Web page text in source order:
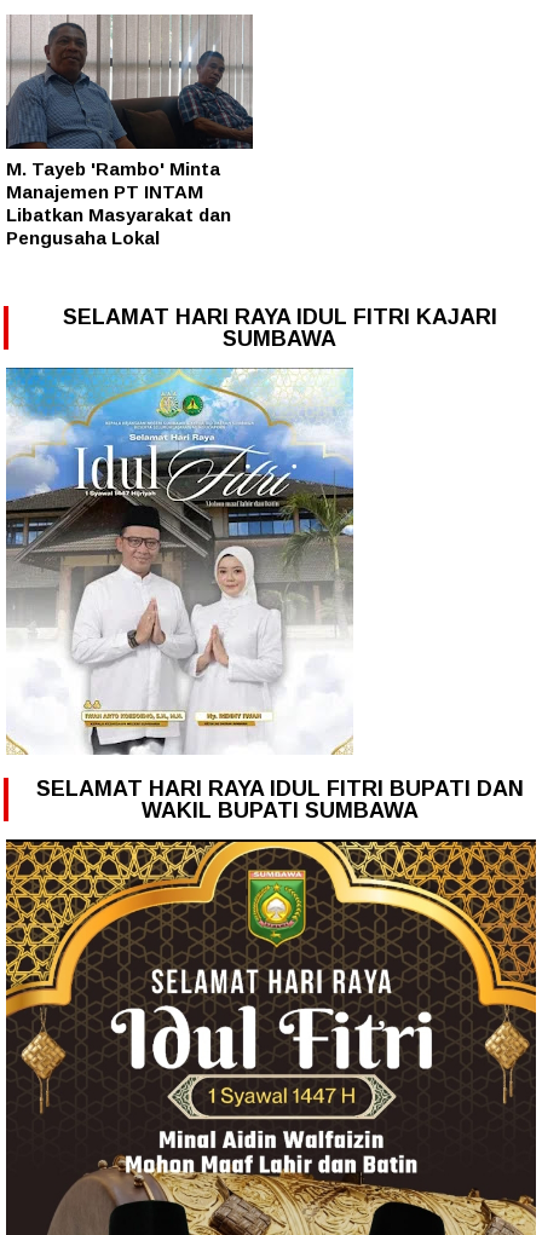
M. Tayeb 'Rambo' Minta
Manajemen PT INTAM
Libatkan Masyarakat dan
Pengusaha Lokal
SELAMAT HARI RAYA IDUL FITRI KAJARI
SUMBAWA
SELAMAT HARI RAYA IDUL FITRI BUPATI DAN
WAKIL BUPATI SUMBAWA